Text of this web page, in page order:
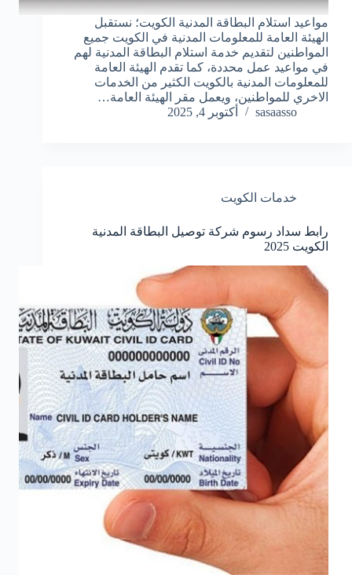
مواعيد استلام البطاقة المدنية الكويت؛ نستقبل
الهيئة العامة للمعلومات المدنية في الكويت جميع
المواطنين لتقديم خدمة استلام البطاقة المدنية لهم
في مواعيد عمل محددة، كما تقدم الهيئة العامة
للمعلومات المدنية بالكويت الكثير من الخدمات
الاخري للمواطنين، ويعمل مقر الهيئة العامة…
sasaasso
أكتوبر 4, 2025
خدمات الكويت
رابط سداد رسوم شركة توصيل البطاقة المدنية
الكويت 2025